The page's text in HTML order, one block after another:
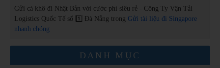
Gửi cá khô đi Nhật Bản với cước phí siêu rẻ - Công Ty Vận Tải
Logistics Quốc Tế số 1️⃣ Đà Nẵng trong Gửi tài liệu đi Singapore
nhanh chóng
DANH MỤC